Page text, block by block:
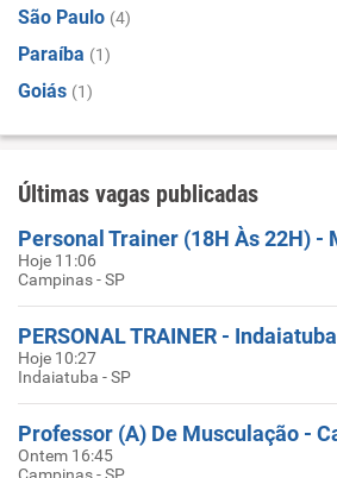
São Paulo (4)
Paraíba (1)
Goiás (1)
Últimas vagas publicadas
Hoje 11:06
Campinas - SP
PERSONAL TRAINER - Indaiatuba
Hoje 10:27
Indaiatuba - SP
Ontem 16:45